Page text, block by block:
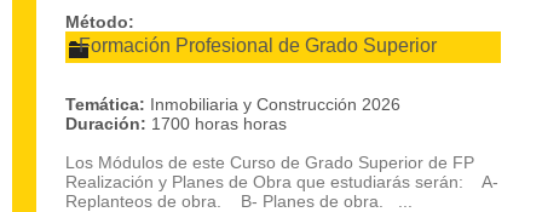
Método:
Formación Profesional de Grado Superior
Temática: Inmobiliaria y Construcción 2026
Duración: 1700 horas horas
Los Módulos de este Curso de Grado Superior de FP
Realización y Planes de Obra que estudiarás serán: A-
Replanteos de obra. B- Planes de obra. ...